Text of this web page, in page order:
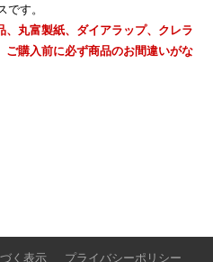
です。
丸富製紙、ダイアラップ、クレラ
ご購入前に必ず商品のお間違いがな
く表示 プライバシーポリシー